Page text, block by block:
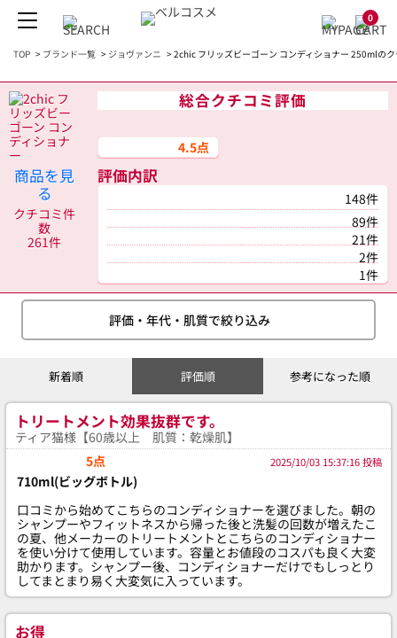
0
TOP > ブランド一覧 > ジョヴァンニ >2chic フリッズビーゴーン コンディショナー 250mlの
商品を見
る
クチコミ件
数
261件
総合クチコミ評価
4.5点
評価内訳
148件
89件
21件
2件
1件
評価・年代・肌質で絞り込み
新着順 評価順 参考になった順
トリートメント効果抜群です。
ティア猫様【60歳以上 肌質：乾燥肌】
5点
2025/10/03 15:37:16 投稿
710ml(ビッグボトル)
口コミから始めてこちらのコンディショナーを選びました。朝の
シャンプーやフィットネスから帰った後と洗髪の回数が増えたこ
の夏、他メーカーのトリートメントとこちらのコンディショナー
を使い分けて使用しています。容量とお値段のコスパも良く大変
助かります。シャンプー後、コンディショナーだけでもしっとり
してまとまり易く大変気に入っています。
お得